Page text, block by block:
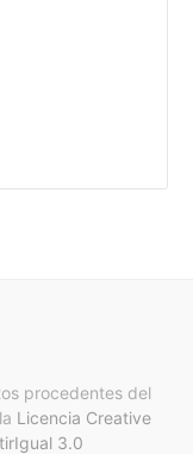
procedentes del
Licencia Creative
3.0